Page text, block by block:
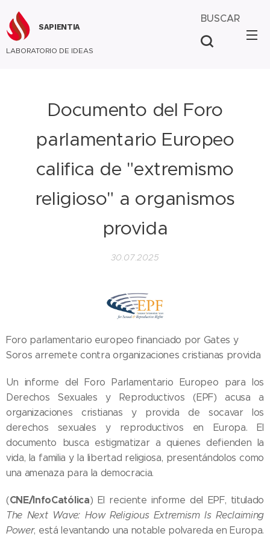
SAPIENTIA
LABORATORIO DE IDEAS
BUSCAR
Documento del Foro
parlamentario Europeo
califica de "extremismo
religioso" a organismos
provida
30.07.2025
Foro parlamentario europeo financiado por Gates y
Soros arremete contra organizaciones cristianas provida
Un informe del Foro Parlamentario Europeo para los
Derechos Sexuales y Reproductivos (EPF) acusa a
organizaciones cristianas y provida de socavar los
derechos sexuales y reproductivos en Europa. El
documento busca estigmatizar a quienes defienden la
vida, la familia y la libertad religiosa, presentándolos como
una amenaza para la democracia.
(CNE/InfoCatólica) El reciente informe del EPF, titulado
The Next Wave: How Religious Extremism Is Reclaiming
Power, está levantando una notable polvareda en Europa.